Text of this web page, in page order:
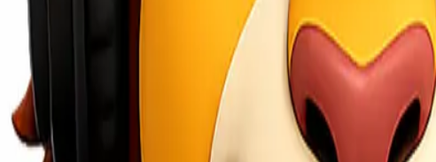
harga. Ada beberapa faktor penting yang perlu kamu pertimbangkan
mempercayakan rute Jakarta Tanjung Pinang kepada Lionel Express:
pengiriman antar pulau, ke seluruh wilayah Indonesia. Dengan